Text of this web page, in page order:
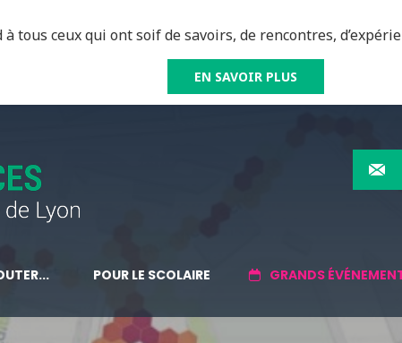
à tous ceux qui ont soif de savoirs, de rencontres,
EN SAVOIR PLUS
POUR LE SCOLAIRE GRANDS